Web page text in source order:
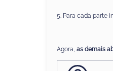
5. Para cada parte
Agora, as demais